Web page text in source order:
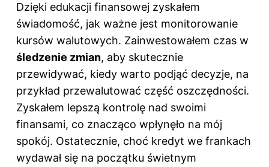
Dzięki edukacji finansowej zyskałem
świadomość, jak ważne jest monitorowanie
kursów walutowych. Zainwestowałem czas w
śledzenie zmian, aby skutecznie
przewidywać, kiedy warto podjąć decyzje, na
przykład przewalutować część oszczędności.
Zyskałem lepszą kontrolę nad swoimi
finansami, co znacząco wpłynęło na mój
spokój. Ostatecznie, choć kredyt we frankach
wydawał się na początku świetnym